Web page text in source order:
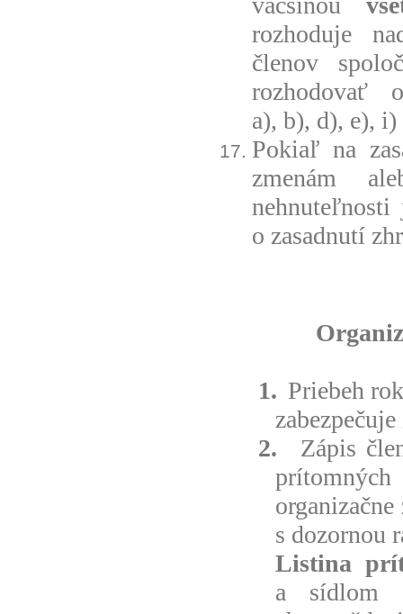
rozhoduje
členov
a), b), d), e), i)
Pokiaľ na
zmenám
o zasadnutí
1. Priebeh
2.
Zápis
s dozornou
Listina
a sídlom